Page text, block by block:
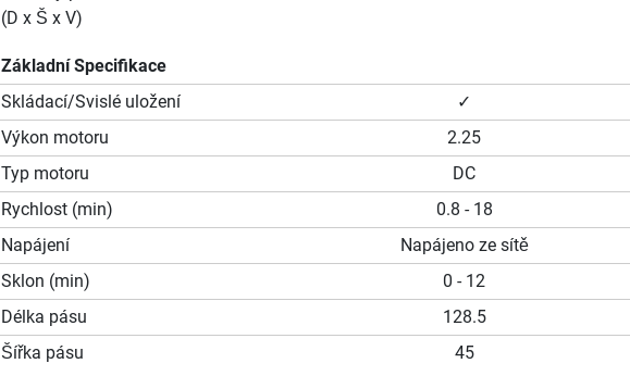
(D x Š x V)
Základní Specifikace
Skládací/Svislé uložení
✓
Výkon motoru
2.25
Typ motoru
DC
Rychlost (min)
0.8 - 18
Napájení
Napájeno ze sítě
Sklon (min)
0 - 12
Délka pásu
128.5
Šířka pásu
45